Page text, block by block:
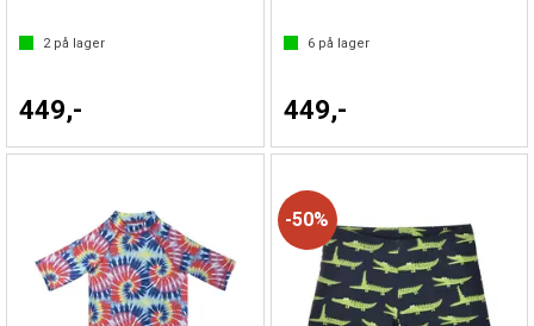
2på lager
449,-
6på lager
449,-
50%